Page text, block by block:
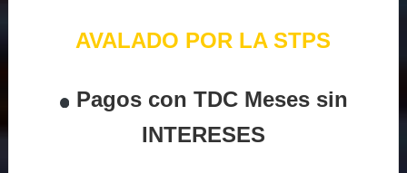
AVALADO POR LA STPS
Pagos con TDC Meses sin
INTERESES